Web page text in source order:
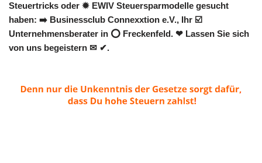
Steuertricks oder ✹ EWIV Steuersparmodelle gesucht
haben: ➡️ Businessclub Connexxtion e.V., Ihr ☑️
Unternehmensberater in ⭕ Freckenfeld. ❤ Lassen Sie sich
von uns begeistern ✉ ✔.